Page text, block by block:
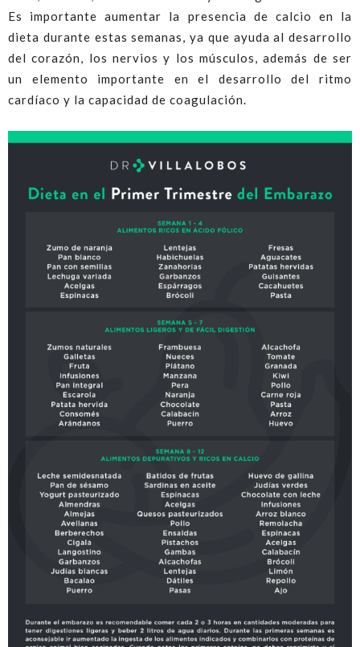
Es importante aumentar la presencia de calcio en la
dieta durante estas semanas, ya que ayuda al desarrollo
del corazón, los nervios y los músculos, además de ser
un elemento importante en el desarrollo del ritmo
cardíaco y la capacidad de coagulación.